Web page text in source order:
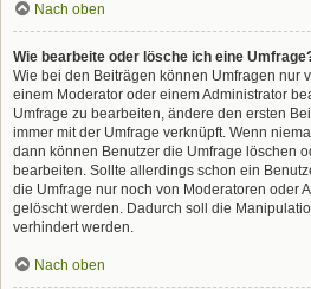
Nach oben
Wie bearbeite oder lösche ich eine
Wie bei den Beiträgen können Umfragen nur
einem Moderator oder einem Administrator
Umfrage zu bearbeiten, ändere den ersten
immer mit der Umfrage verknüpft. Wenn
dann können Benutzer die Umfrage löschen
bearbeiten. Sollte allerdings schon ein
die Umfrage nur noch von Moderatoren oder
gelöscht werden. Dadurch soll die
verhindert werden.
Nach oben